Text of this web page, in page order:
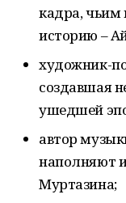
кадра, чьим
историю –
художник-
создавшая
ушедшей
автор
наполняют
Муртазина;